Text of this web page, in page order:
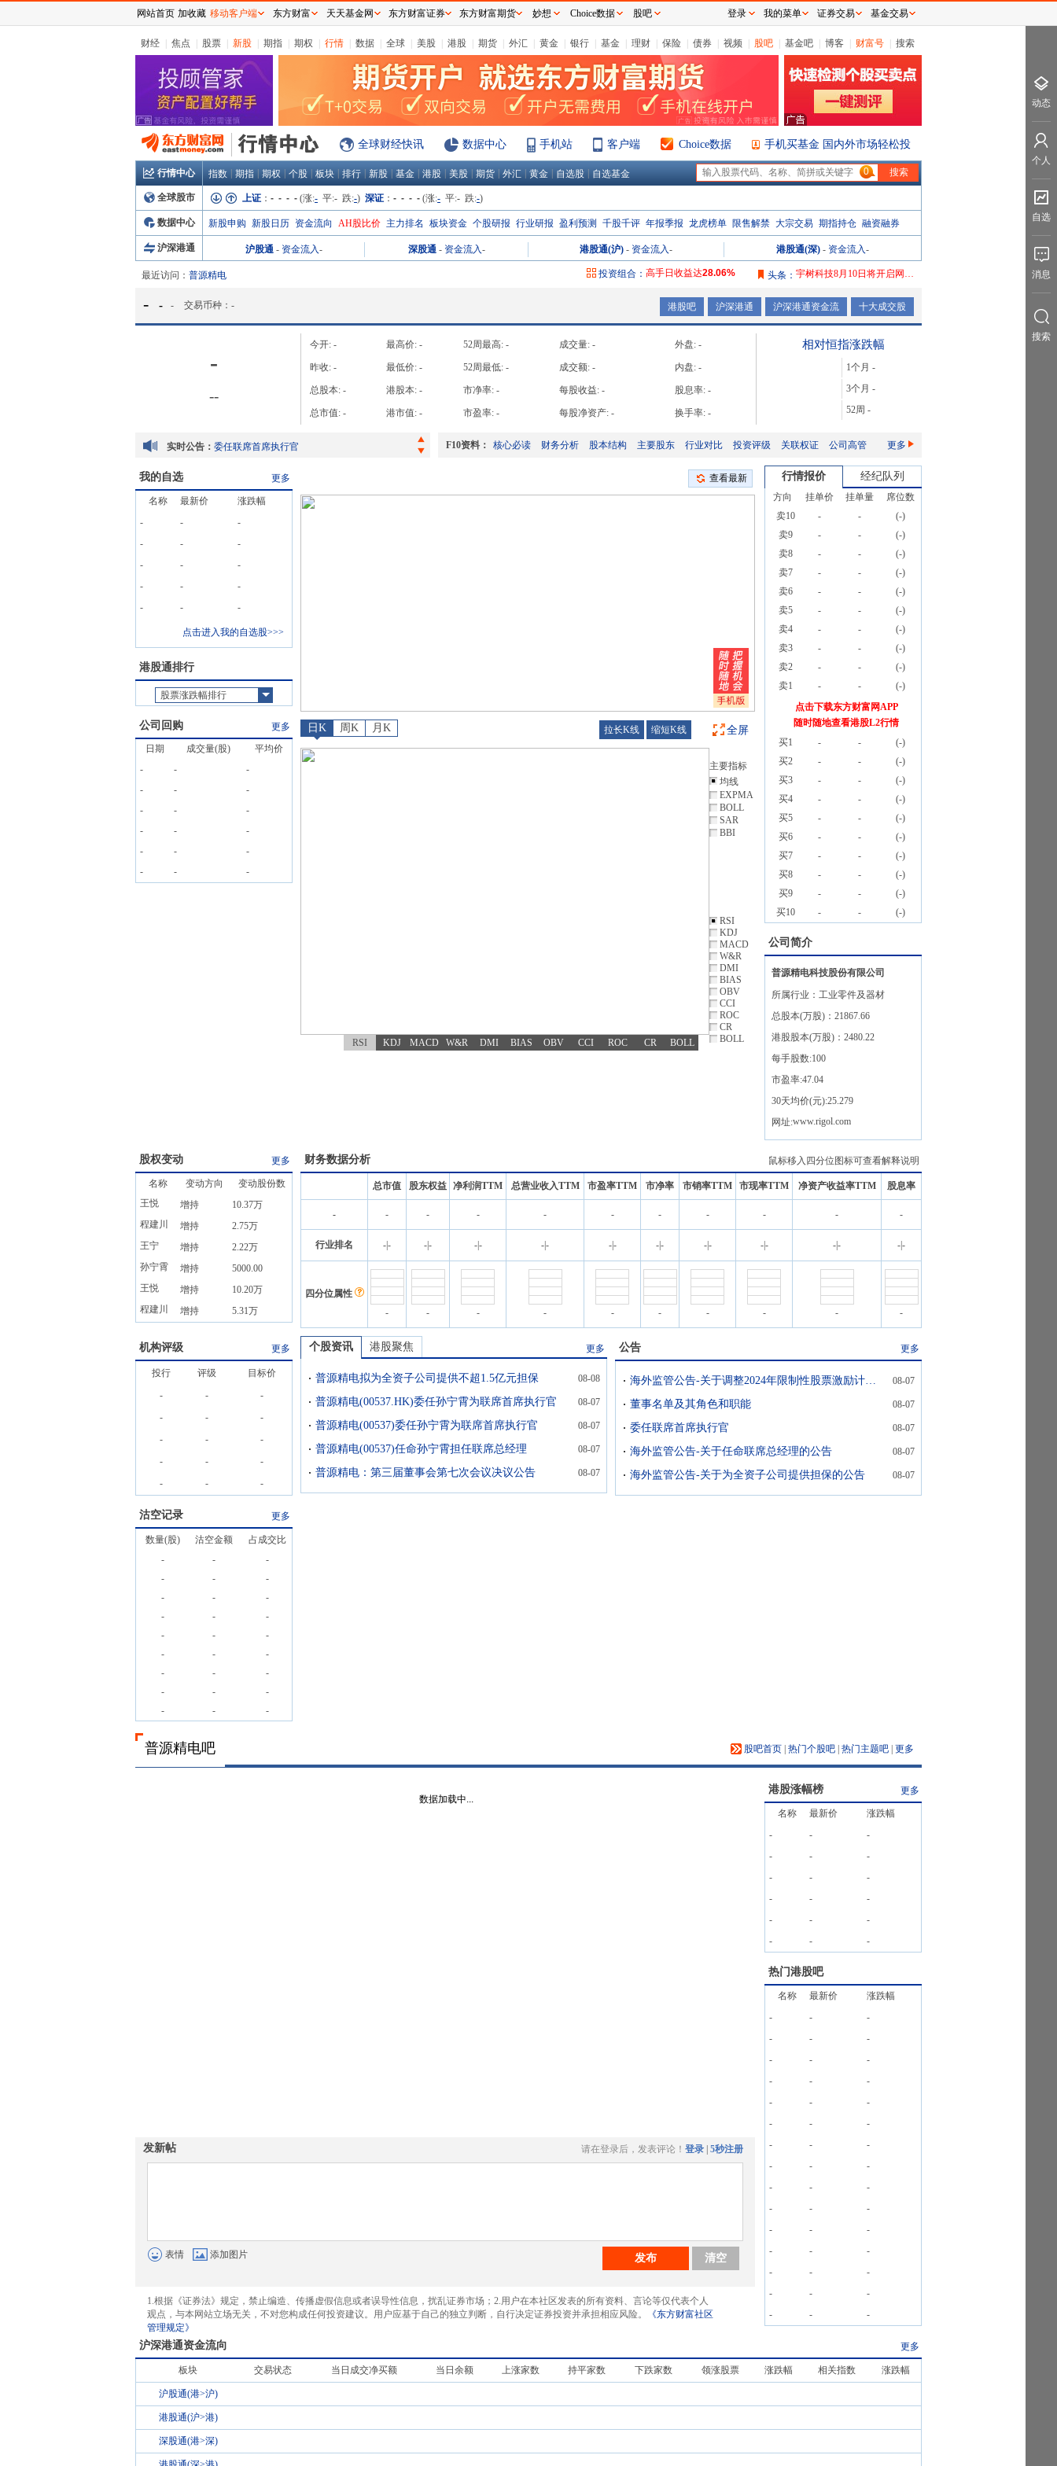
财经 焦点 股票 新股 期指 期权 行情 数据 全球 美股 港股 期货 外汇 黄金 银行 基金 理财 保险 债券 视频 股吧 基金吧 博客 财富号 搜索
全球财经快讯 数据中心 手机站 客户端 Choice数据 手机买基金 国内外市场轻松投
行情中心 指数 期指 期权 个股 板块 排行 新股 基金 港股 美股 期货 外汇 黄金 自选股 自选基金 0
全球股市 上证 ： - - - - (涨:- 平:- 跌:-) 深证 ： - - - - (涨:- 平:- 跌:-)
数据中心 新股申购 新股日历 资金流向 AH股比价 主力排名 板块资金 个股研报 行业研报 盈利预测 千股千评 年报季报 龙虎榜单 限售解禁 大宗交易 期指持仓 融资融券
沪深港通 沪股通 - 资金流入- 深股通 - 资金流入- 港股通(沪) - 资金流入- 港股通(深) - 资金流入-
最近访问： 普源精电 投资组合： 高手日收益达28.06%
高手周收益达106.08%
高手月收益达165.76%
高手年收益达
高手日收益达
高手周收益达
头条： 宇树科技8月10日将开启网下申购
- - - 交易币种： - 港股吧 沪深港通 沪深港通资金流 十大成交股
-
--
今开: - 最高价: - 52周最高: - 成交量: - 外盘: -
昨收: - 最低价: - 52周最低: - 成交额: - 内盘: -
总股本: - 港股本: - 市净率: - 每股收益: - 股息率: -
总市值: - 港市值: - 市盈率: - 每股净资产: - 换手率: -
相对恒指涨跌幅
1个月 -
3个月 -
52周 -
实时公告：
董事名单及其角色和职能
委任联席首席执行官
F10资料： 核心必读 财务分析 股本结构 主要股东 行业对比 投资评级 关联权证 公司高管 更多
我的自选 更多
名称 最新价
涨跌幅
-
-
-
-
-
-
-
-
-
-
-
-
-
- -
点击进入我的自选股>>>
港股通排行
股票涨跌幅排行
公司回购
更多
日期
成交量(股)
平均价
-
-
-
-
-
-
-
-
-
-
-
-
-
-
-
-
- -
查看最新
日K 周K 月K 拉长K线 缩短K线 全屏
主要指标
均线
EXPMA
BOLL
SAR
BBI
RSI
KDJ
MACD
W&R
DMI
BIAS
OBV
CCI
ROC
CR
BOLL
RSI KDJ MACD W&R DMI BIAS OBV CCI ROC CR BOLL
行情报价 经纪队列
方向 挂单价 挂单量
席位数
卖10
- - (-)
卖9
- - (-)
卖8
- - (-)
卖7
- - (-)
卖6
- - (-)
卖5
- - (-)
卖4
- - (-)
卖3
- - (-)
卖2
- - (-)
卖1
- - (-)
点击下载东方财富网APP
随时随地查看港股L2行情
买1
- - (-)
买2
- - (-)
买3
- - (-)
买4
- - (-)
买5
- - (-)
买6
- - (-)
买7
- - (-)
买8
- - (-)
买9
- - (-)
买10
- - (-)
公司简介
普源精电科技股份有限公司
所属行业： 工业零件及器材
总股本(万股)： 21867.66
港股股本(万股)： 2480.22
每手股数:100
市盈率:47.04
30天均价(元):25.279
网址:www.rigol.com
股权变动 更多
名称 变动方向
变动股份数
王悦
增持
10.37万
程建川
增持
2.75万
王宁
增持
2.22万
孙宁霄
增持
5000.00
王悦
增持
10.20万
程建川
增持 5.31万
财务数据分析 鼠标移入四分位图标可查看解释说明
总市值 股东权益 净利润TTM 总营业收入TTM 市盈率TTM 市净率 市销率TTM 市现率TTM 净资产收益率TTM 股息率
- - - - - - - - - - -
行业排名 -- -- -|- -- -|- -- -|- -|- -- --
四分位属性
-
- - - - - - - - -
机构评级 更多
投行 评级
目标价
-
-
-
-
-
-
-
-
-
-
-
-
-
- -
个股资讯 港股聚焦 更多
普源精电拟为全资子公司提供不超1.5亿元担保 08-08
普源精电(00537.HK)委任孙宁霄为联席首席执行官 08-07
普源精电(00537)委任孙宁霄为联席首席执行官 08-07
普源精电(00537)任命孙宁霄担任联席总经理 08-07
普源精电：第三届董事会第七次会议决议公告 08-07
公告 更多
海外监管公告-关于调整2024年限制性股票激励计划回购价格及回购注销部分第一类限制性股票的公告 08-07
董事名单及其角色和职能 08-07
委任联席首席执行官 08-07
海外监管公告-关于任命联席总经理的公告 08-07
海外监管公告-关于为全资子公司提供担保的公告 08-07
沽空记录 更多
数量(股) 沽空金额
占成交比
-
-
-
-
-
-
-
-
-
-
-
-
-
-
-
-
-
-
-
-
-
-
-
-
-
- -
普源精电吧 股吧首页 热门个股吧 热门主题吧 更多
发新帖 请在登录后，发表评论！ 登录 5秒注册
表情 添加图片 发布 清空
1.根据《证券法》规定，禁止编造、传播虚假信息或者误导性信息，扰乱证券市场；2.用户在本社区发表的所有资料、言论等仅代表个人
观点，与本网站立场无关，不对您构成任何投资建议。用户应基于自己的独立判断，自行决定证券投资并承担相应风险。
《东方财富社区
管理规定》
港股涨幅榜 更多
名称 最新价
涨跌幅
-
-
-
-
-
-
-
-
-
-
-
-
-
-
-
-
- -
热门港股吧
名称 最新价
涨跌幅
-
-
-
-
-
-
-
-
-
-
-
-
-
-
-
-
-
-
-
-
-
-
-
-
-
-
-
-
-
-
-
-
-
-
-
-
-
-
-
-
-
-
-
- -
沪深港通资金流向 更多
板块 交易状态 当日成交净买额 当日余额 上涨家数 持平家数 下跌家数 领涨股票 涨跌幅 相关指数 涨跌幅
沪股通(港>沪)
港股通(沪>港)
深股通(港>深)
网站首页 加收藏 移动客户端 东方财富 天天基金网 东方财富证券 东方财富期货 妙想 Choice数据 股吧 登录 我的菜单 证券交易 基金交易
动态
个人
自选
消息
搜索